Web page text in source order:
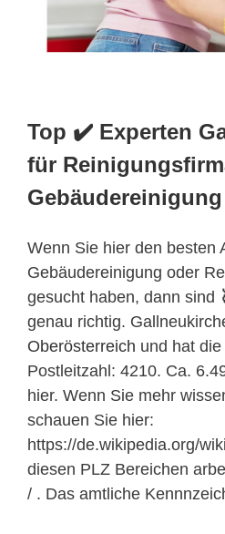
Top ✔️ Experten
für
Wenn Sie hier den besten
Gebäudereinigung oder
gesucht haben, dann sind
genau richtig.
Oberösterreich und hat
Postleitzahl: 4210. Ca.
hier. Wenn Sie mehr
schauen Sie hier:
https://de.wikipedia.org/
diesen PLZ Bereichen
/ . Das amtliche